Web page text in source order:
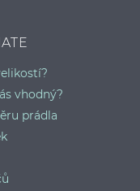
vhodný?
prádla